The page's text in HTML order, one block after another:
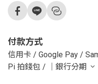
付款方式
信用卡 / Google Pay /
Pi 拍錢包 / ｜銀行分期